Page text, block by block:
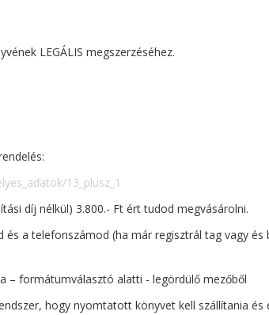
LEGÁLIS megszerzéséhez.
13_plusz_1
díj nélkül) 3.800.- Ft ért tudod megvásárolni.
a telefonszámod (ha már regisztrál tag vagy és
– formátumválasztó alatti - legördülő mezőből
hogy nyomtatott könyvet kell szállítania és